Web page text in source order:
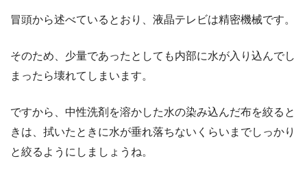
冒頭から述べているとおり、液晶テレビは精密機械です。
そのため、少量であったとしても内部に水が入り込んでし
まったら壊れてしまいます。
ですから、中性洗剤を溶かした水の染み込んだ布を絞ると
きは、拭いたときに水が垂れ落ちないくらいまでしっかり
と絞るようにしましょうね。